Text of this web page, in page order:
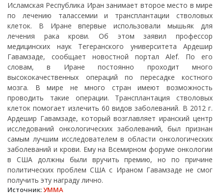
Исламская Республика Иран занимает второе место в мире
по лечению талассемии и трансплантации стволовых
клеток. В Иране впервые использовали мышьяк для
лечения рака крови. Об этом заявил профессор
медицинских наук Тегеранского университета Ардешир
Гавамзаде, сообщает новостной портал Alef. По его
словам, в Иране постоянно проходит много
высококачественных операций по пересадке костного
мозга. В мире не много стран имеют возможность
проводить такие операции. Трансплантация стволовых
клеток помогает излечить 60 видов заболеваний. В 2012 г.
Ардешир Гавамзаде, который возглавляет иранский центр
исследований онкологических заболеваний, был признан
самым лучшим исследователем в области онкологических
заболеваний и крови. Ему на Всемирном форуме онкологии
в США должны были вручить премию, но по причине
политических проблем США с Ираном Гавамзаде не смог
получить эту награду лично.
Источник:УММА